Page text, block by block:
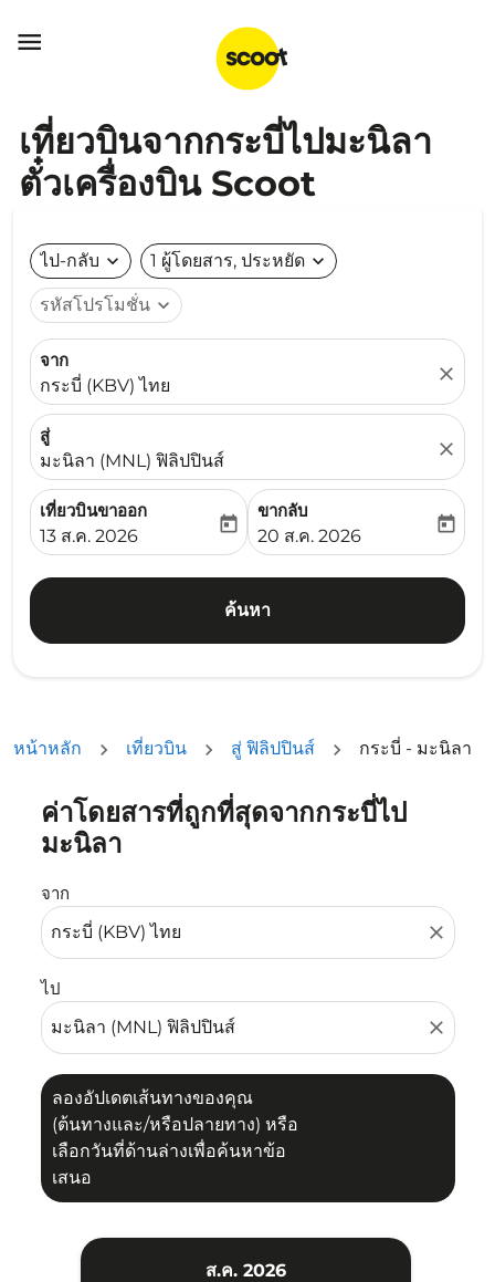

เที่ยวบินจากกระบี่ไปมะนิลา
ตั๋วเครื่องบิน Scoot
ไป-กลับ expand_more 1 ผู้โดยสาร, ประหยัด expand_more
รหัสโปรโมชั่น expand_more
จาก
กระบี่ (KBV) ไทย
close
สู่
มะนิลา (MNL) ฟิลิปปินส์
close
เที่ยวบินขาออก
fc-booking-departure-date-aria-label
13 ส.ค. 2026
today
ขากลับ
fc-booking-return-date-
20 ส.ค. 2026
today
ค้นหา
หน้าหลัก เที่ยวบิน สู่ ฟิลิปปินส์ กระบี่ - มะนิลา
ค่าโดยสารที่ถูกที่สุดจากกระบี่ไป
มะนิลา
จาก
close
ไป
close
ลองอัปเดตเส้นทางของคุณ
(ต้นทางและ/หรือปลายทาง) หรือ
เลือกวันที่ด้านล่างเพื่อค้นหาข้อ
เสนอ
ลองอัปเดตเส้นทางของคุณ (ต้นทางและ/หรือปลายทาง) หรื
ส.ค. 2026